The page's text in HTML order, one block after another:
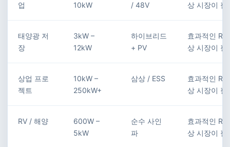
업
10kW
/ 48V
상 시장이 필
태양광 저
장
3kW –
12kW
하이브리드
+ PV
효과적인
상 시장이 필
상업 프로
젝트
10kW –
250kW+
삼상 / ESS
효과적인
상 시장이 필
RV / 해양
600W –
5kW
순수 사인
파
효과적인
상 시장이 필